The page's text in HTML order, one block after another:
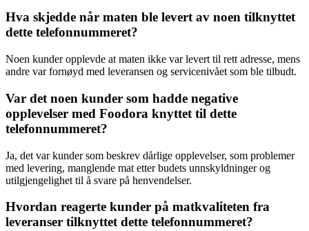
Hva skjedde når maten ble levert av noen tilknyttet
dette telefonnummeret?
Noen kunder opplevde at maten ikke var levert til rett adresse, mens
andre var fornøyd med leveransen og servicenivået som ble tilbudt.
Var det noen kunder som hadde negative
opplevelser med Foodora knyttet til dette
telefonnummeret?
Ja, det var kunder som beskrev dårlige opplevelser, som problemer
med levering, manglende mat etter budets unnskyldninger og
utilgjengelighet til å svare på henvendelser.
Hvordan reagerte kunder på matkvaliteten fra
leveranser tilknyttet dette telefonnummeret?